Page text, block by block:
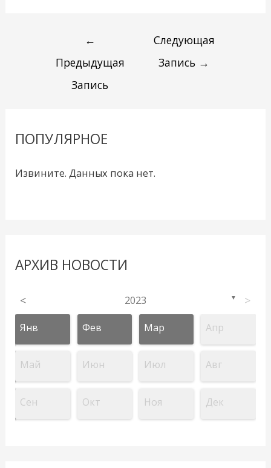
←
Предыдущая
Запись
Следующая
Запись →
ПОПУЛЯРНОЕ
Извините. Данных пока нет.
АРХИВ НОВОСТИ
< 2023 ▼ >
Янв Фев Мар Апр
Май Июн Июл Авг
Сен Окт Ноя Дек